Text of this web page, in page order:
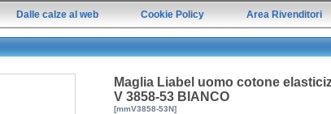
Dalle calze al web Cookie Policy Area Rivenditori
Maglia Liabel uomo cotone
V 3858-53 BIANCO
[mmV3858-53N]